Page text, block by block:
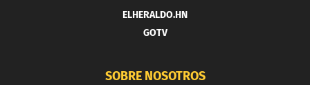
ELHERALDO.HN
GOTV
SOBRE NOSOTROS